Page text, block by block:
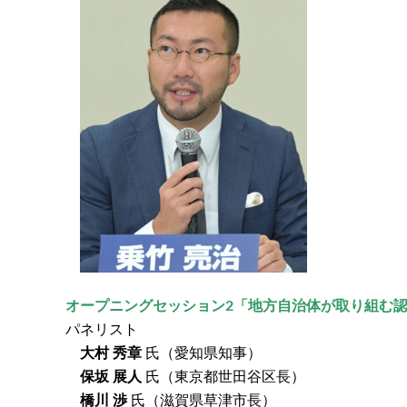
オープニングセッション2「地方自治体が取り組む
パネリスト
大村 秀章 氏（愛知県知事）
保坂 展人 氏（東京都世田谷区長）
橋川 渉氏（滋賀県草津市長）